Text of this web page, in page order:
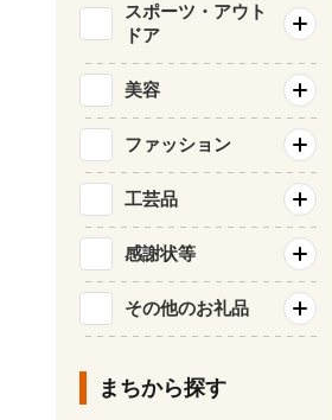
スポーツ・アウト
ドア
美容
ファッション
工芸品
感謝状等
その他のお礼品
まちから探す